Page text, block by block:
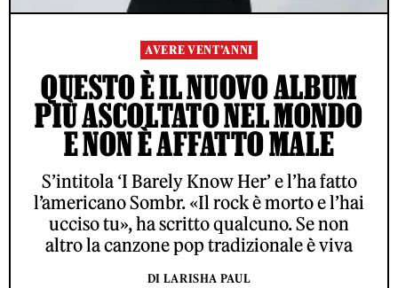
AVERE VENT’ANNI
QUESTO È IL NUOVO ALBUM
PIÙ ASCOLTATO NEL MONDO
E NON È AFFATTO MALE
S’intitola ‘I Barely Know Her’ e l’ha fatto
l’americano Sombr. «Il rock è morto e l’hai
ucciso tu», ha scritto qualcuno. Se non
altro la canzone pop tradizionale è viva
DI LARISHA PAUL